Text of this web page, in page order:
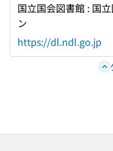
国立国会図書館 : 国
ン
https://dl.ndl.go.jp